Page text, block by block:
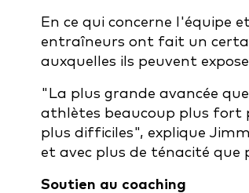
En ce qui concerne l'équipe
entraîneurs ont fait un
auxquelles ils peuvent
"La plus grande avancée
athlètes beaucoup plus fort
plus difficiles", explique
et avec plus de ténacité que
Soutien au coaching